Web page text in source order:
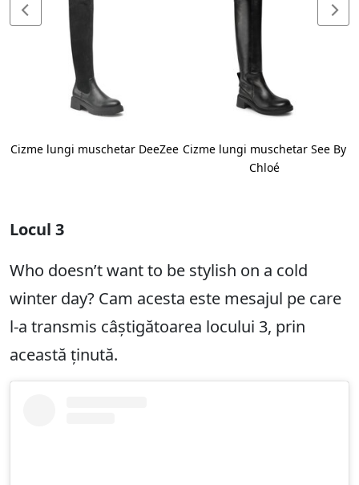
Cizme lungi muschetar DeeZee Cizme lungi muschetar See By
Chloé
Locul 3
Who doesn’t want to be stylish on a cold
winter day? Cam acesta este mesajul pe care
l-a transmis câștigătoarea locului 3, prin
această ținută.